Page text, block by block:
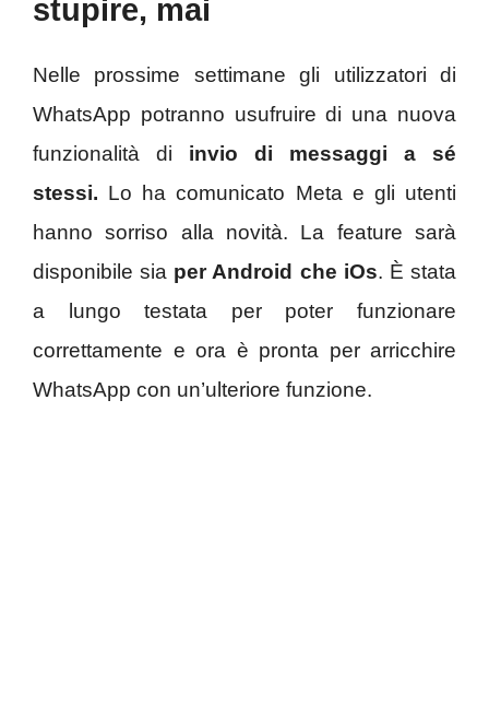
stupire, mai
Nelle prossime settimane gli utilizzatori di
WhatsApp potranno usufruire di una nuova
funzionalità di invio di messaggi a sé
stessi. Lo ha comunicato Meta e gli utenti
hanno sorriso alla novità. La feature sarà
disponibile sia per Android che iOs. È stata
a lungo testata per poter funzionare
correttamente e ora è pronta per arricchire
WhatsApp con un’ulteriore funzione.